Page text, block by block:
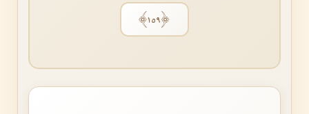
﴿١٥٩﴾